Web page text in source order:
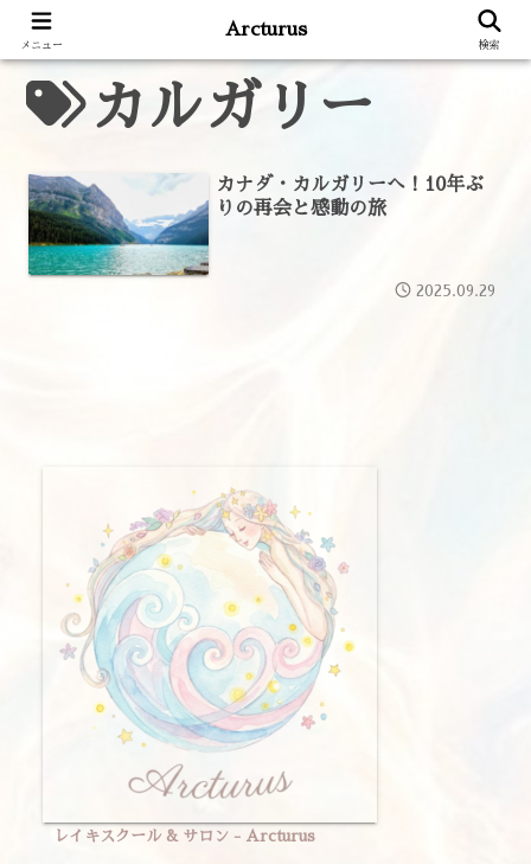
カルガリー
カナダ・カルガリーへ！10年ぶ
りの再会と感動の旅
2025.09.29
レイキスクール & サロン - Arcturus
メニュー
Arcturus
検索